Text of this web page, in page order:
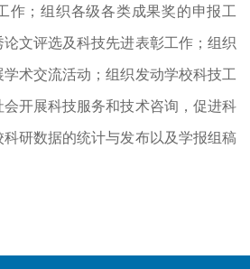
作；组织各级各类成果奖的申报工
文评选及科技先进表彰工作；组织
术交流活动；组织发动学校科技工
开展科技服务和技术咨询，促进科
研数据的统计与发布以及学报组稿